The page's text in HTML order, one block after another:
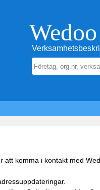
Wedoo
att komma i kontakt med